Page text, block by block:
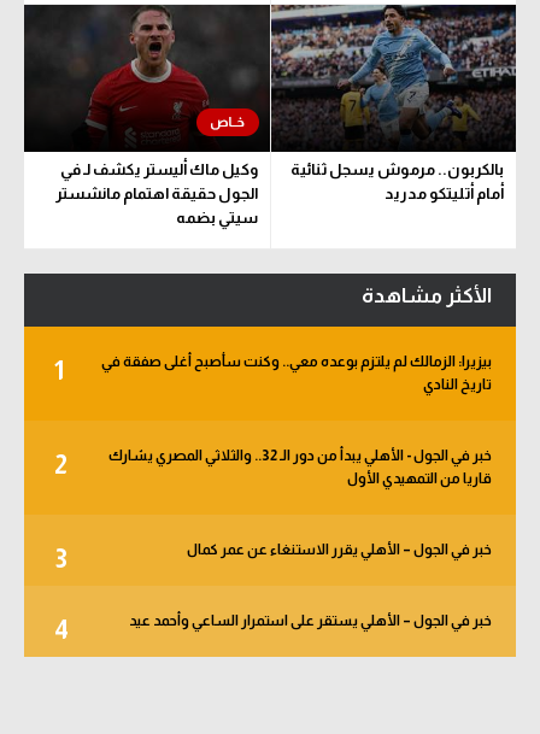
بالكربون.. مرموش يسجل ثنائية
أمام أتليتكو مدريد
وكيل ماك أليستر يكشف لـ في
الجول حقيقة اهتمام مانشستر
سيتي بضمه
الأكثر مشاهدة
1
بيزيرا: الزمالك لم يلتزم بوعده معي.. وكنت سأصبح أغلى صفقة في
تاريخ النادي
2
خبر في الجول - الأهلي يبدأ من دور الـ 32.. والثلاثي المصري يشارك
قاريا من التمهيدي الأول
3 خبر في الجول – الأهلي يقرر الاستنغاء عن عمر كمال
4 خبر في الجول – الأهلي يستقر على استمرار الساعي وأحمد عيد